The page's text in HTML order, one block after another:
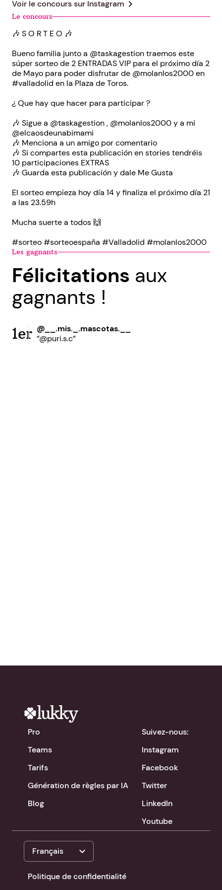
Voir le concours sur Instagram chevron_right
Le concours
🎶 S O R T E O 🎶
Bueno familia junto a @taskagestion traemos este
súper sorteo de 2 ENTRADAS VIP para el próximo día 2
de Mayo para poder disfrutar de @molanlos2000 en
#valladolid en la Plaza de Toros.
¿ Que hay que hacer para participar ?
🎶 Sigue a @taskagestion , @molanlos2000 y a mi
@elcaosdeunabimami
🎶 Menciona a un amigo por comentario
🎶 Si compartes esta publicación en stories tendréis
10 participaciones EXTRAS
🎶 Guarda esta publicación y dale Me Gusta
El sorteo empieza hoy día 14 y finaliza el próximo día 21
a las 23.59h
Mucha suerte a todos 🙌
#sorteo #sorteoespaña #Valladolid #molanlos2000
Les gagnants
Félicitations aux
gagnants !
1er @__.mis._.mascotas.__
“@puri.s.c”
Pro
Teams
Tarifs
Génération de règles par IA
Blog
Suivez-nous:
Instagram
Facebook
Twitter
LinkedIn
Youtube
Français expand_more
Politique de confidentialité